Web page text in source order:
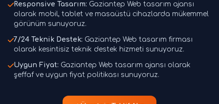
Responsive Tasarım: Gaziantep Web tasarım ajansı
olarak mobil, tablet ve masaüstü cihazlarda mükemmel
görünüm sunuyoruz.
7/24 Teknik Destek: Gaziantep Web tasarım firması
olarak kesintisiz teknik destek hizmeti sunuyoruz.
Uygun Fiyat: Gaziantep Web tasarım ajansı olarak
şeffaf ve uygun fiyat politikası sunuyoruz.